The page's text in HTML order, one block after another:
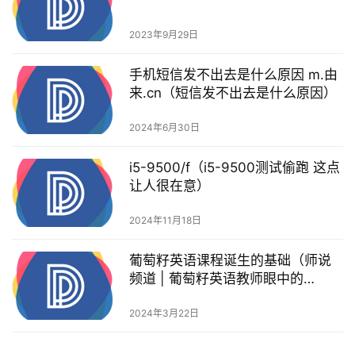
2023年9月29日
手机短信发不出去是什么原因 m.由
来.cn（短信发不出去是什么原因）
2024年6月30日
i5-9500/f（i5-9500测试偷跑 这点
让人很在意）
2024年11月18日
葡萄籽英语课程诞生的基础（师说
频道 | 葡萄籽英语教师眼中的
2024年3月22日